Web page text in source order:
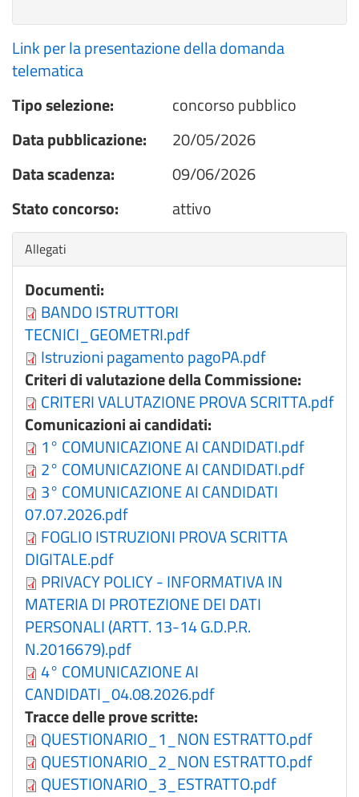
Link per la presentazione della domanda
telematica
Tipo selezione:
concorso pubblico
Data pubblicazione:
20/05/2026
Data scadenza:
09/06/2026
Stato concorso:
attivo
Nascondi
Allegati
Documenti:
BANDO ISTRUTTORI
TECNICI_GEOMETRI.pdf
Istruzioni pagamento pagoPA.pdf
Criteri di valutazione della Commissione:
CRITERI VALUTAZIONE PROVA SCRITTA.pdf
Comunicazioni ai candidati:
1° COMUNICAZIONE AI CANDIDATI.pdf
2° COMUNICAZIONE AI CANDIDATI.pdf
3° COMUNICAZIONE AI CANDIDATI
07.07.2026.pdf
FOGLIO ISTRUZIONI PROVA SCRITTA
DIGITALE.pdf
PRIVACY POLICY - INFORMATIVA IN
MATERIA DI PROTEZIONE DEI DATI
PERSONALI (ARTT. 13-14 G.D.P.R.
N.2016679).pdf
4° COMUNICAZIONE AI
CANDIDATI_04.08.2026.pdf
Tracce delle prove scritte:
QUESTIONARIO_1_NON ESTRATTO.pdf
QUESTIONARIO_2_NON ESTRATTO.pdf
QUESTIONARIO_3_ESTRATTO.pdf